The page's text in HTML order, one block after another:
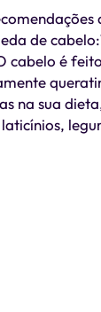
de
cabelo é
na sua